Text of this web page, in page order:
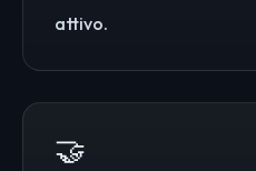
attivo.
🤝